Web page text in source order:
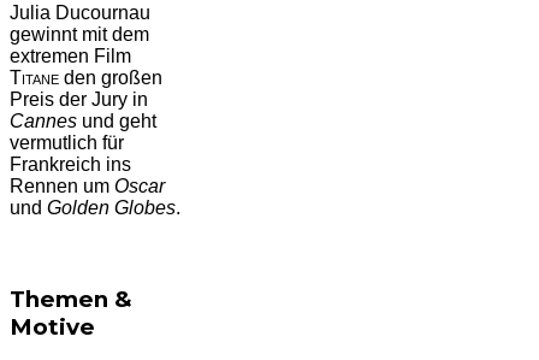
Julia Ducournau
gewinnt mit dem
extremen Film
Titane den großen
Preis der Jury in
Cannes und geht
vermutlich für
Frankreich ins
Rennen um Oscar
und Golden Globes.
Themen &
Motive